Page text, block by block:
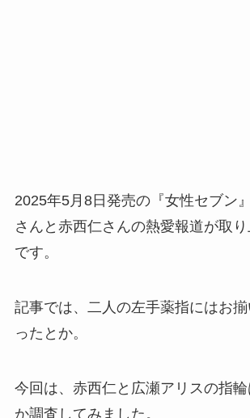
2025年5月8日発売の『女性セブン
さんと赤西仁さんの熱愛報道が取
です。
記事では、二人の左手薬指にはお
ったとか。
今回は、赤西仁と広瀬アリスの指
か調査してみました。